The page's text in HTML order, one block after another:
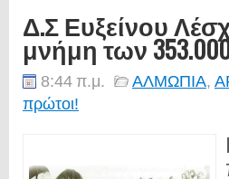
Δ.Σ Ευξείνου
μνήμη των
8:44 π.μ. ΑΛΜΩΠΙΑ,
πρώτοι!